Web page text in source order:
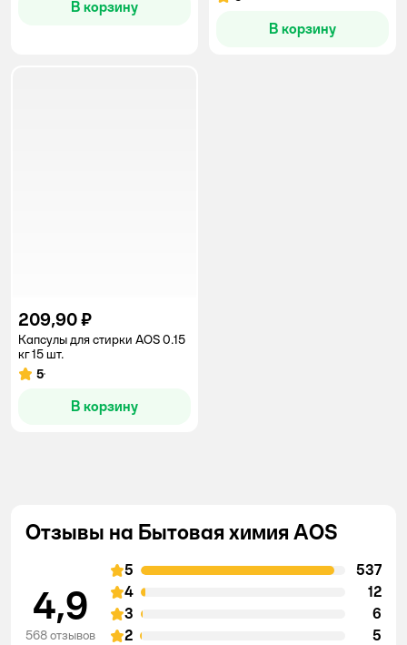
В корзину
В корзину
209,90 ₽
Капсулы для стирки AOS 0.15
кг 15 шт.
Рейтинг:
5
В корзину
Отзывы на Бытовая химия AOS
4,9
568 отзывов
5
537
4
12
3
6
2
5